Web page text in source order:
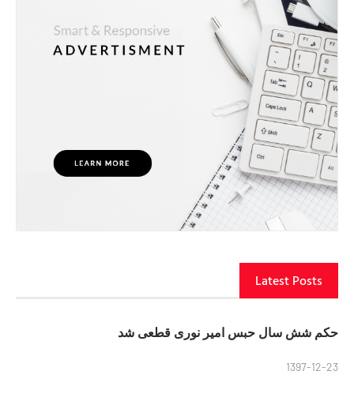
Latest Posts
حکم شش سال حبس امیر نوری قطعی شد
1397-12-23